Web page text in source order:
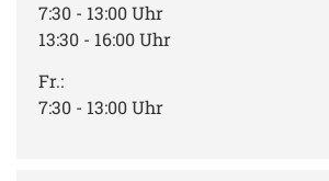
7:30 - 13:00 Uhr
13:30 - 16:00 Uhr
Fr.:
7:30 - 13:00 Uhr